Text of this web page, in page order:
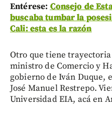
Entérese: Consejo de
buscaba tumbar la
Cali: esta es la razón
Otro que tiene
ministro de Comercio y
gobierno de Iván Duque,
José Manuel Restrepo.
Universidad EIA, acá en